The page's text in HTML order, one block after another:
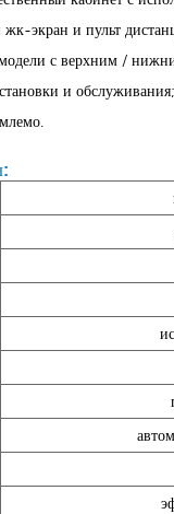
экран и пульт
с верхним /
и обслуживания;